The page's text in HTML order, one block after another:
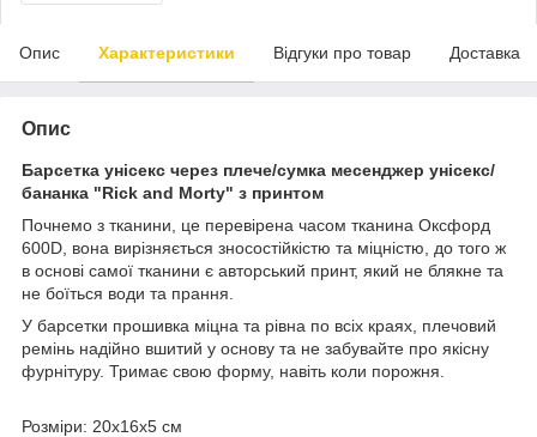
Опис Характеристики Відгуки про товар Доставка
Опис
Барсетка унісекс через плече/сумка месенджер унісекс/
бананка "Rick and Morty" з принтом
Почнемо з тканини, це перевірена часом тканина Оксфорд
600D, вона вирізняється зносостійкістю та міцністю, до того ж
в основі самої тканини є авторський принт, який не блякне та
не боїться води та прання.
У барсетки прошивка міцна та рівна по всіх краях, плечовий
ремінь надійно вшитий у основу та не забувайте про якісну
фурнітуру. Тримає свою форму, навіть коли порожня.
Розміри: 20х16х5 см